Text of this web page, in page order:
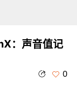
：声音值记
0